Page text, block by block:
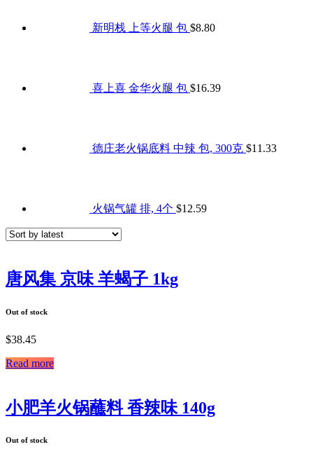
新明栈 上等火腿 包 $8.80
喜上喜 金华火腿 包 $16.39
德庄老火锅底料 中辣 包, 300克 $11.33
火锅气罐 排, 4个 $12.59
唐风集 京味 羊蝎子 1kg
Out of stock
$38.45
Read more
小肥羊火锅蘸料 香辣味 140g
Out of stock